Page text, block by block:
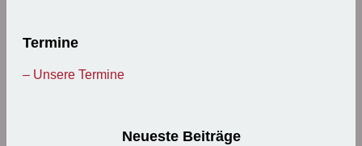
Termine
– Unsere Termine
Neueste Beiträge